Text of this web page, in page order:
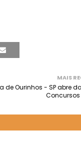
MAIS
de Ourinhos - SP abre
Concursos